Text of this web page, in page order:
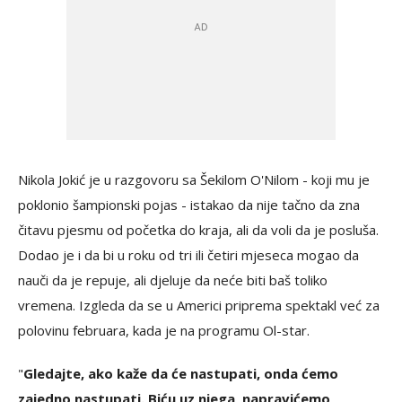
Nikola Jokić je u razgovoru sa Šekilom O'Nilom - koji mu je
poklonio šampionski pojas - istakao da nije tačno da zna
čitavu pjesmu od početka do kraja, ali da voli da je posluša.
Dodao je i da bi u roku od tri ili četiri mjeseca mogao da
nauči da je repuje, ali djeluje da neće biti baš toliko
vremena. Izgleda da se u Americi priprema spektakl već za
polovinu februara, kada je na programu Ol-star.
"Gledajte, ako kaže da će nastupati, onda ćemo